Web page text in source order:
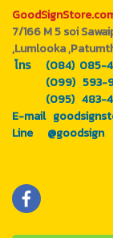
7/166 M 5 soi
,Lumlooka
โทร (084) 085-
(099) 593-
(095) 483-
E-mail
Line @goodsign